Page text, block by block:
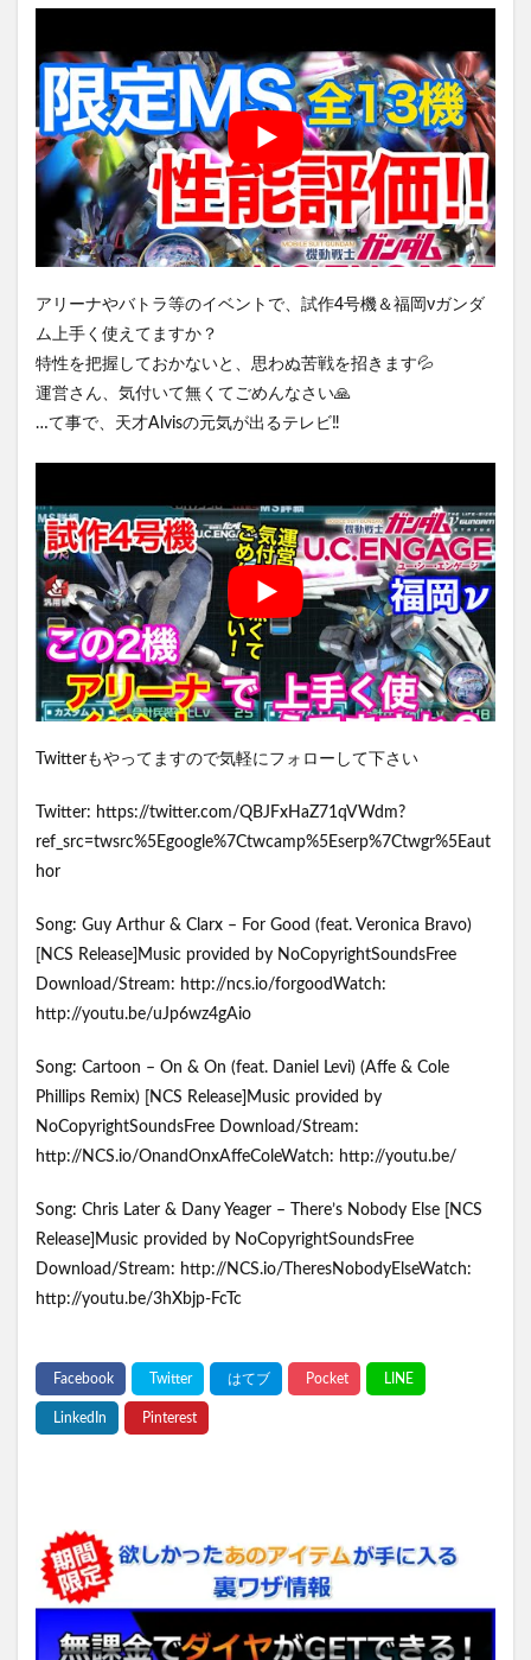
アリーナやバトラ等のイベントで、試作4号機＆福岡νガンダ
ム上手く使えてますか？
特性を把握しておかないと、思わぬ苦戦を招きます💦
運営さん、気付いて無くてごめんなさい🙏
…て事で、天才Alvisの元気が出るテレビ‼️
Twitterもやってますので気軽にフォローして下さい
Twitter: https://twitter.com/QBJFxHaZ71qVWdm?
ref_src=twsrc%5Egoogle%7Ctwcamp%5Eserp%7Ctwgr%5Eaut
hor
Song: Guy Arthur & Clarx – For Good (feat. Veronica Bravo)
[NCS Release]Music provided by NoCopyrightSoundsFree
Download/Stream: http://ncs.io/forgoodWatch:
http://youtu.be/uJp6wz4gAio
Song: Cartoon – On & On (feat. Daniel Levi) (Affe & Cole
Phillips Remix) [NCS Release]Music provided by
NoCopyrightSoundsFree Download/Stream:
http://NCS.io/OnandOnxAffeColeWatch: http://youtu.be/
Song: Chris Later & Dany Yeager – There’s Nobody Else [NCS
Release]Music provided by NoCopyrightSoundsFree
Download/Stream: http://NCS.io/TheresNobodyElseWatch:
http://youtu.be/3hXbjp-FcTc